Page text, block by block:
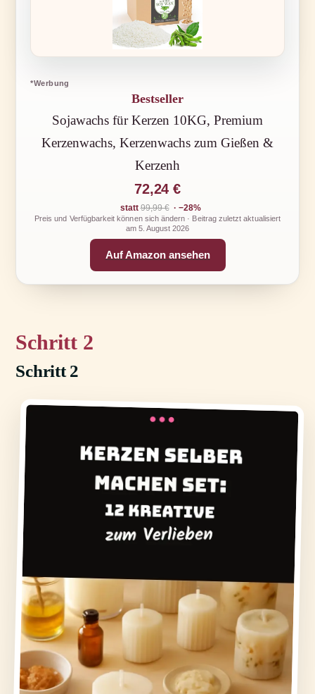
*Werbung
Bestseller
Sojawachs für Kerzen 10KG, Premium
Kerzenwachs, Kerzenwachs zum Gießen &
Kerzenh
72,24 €
statt99,99 € · −28%
Preis und Verfügbarkeit können sich ändern · Beitrag zuletzt aktualisiert
am 5. August 2026
Auf Amazon ansehen
2
Schritt 2